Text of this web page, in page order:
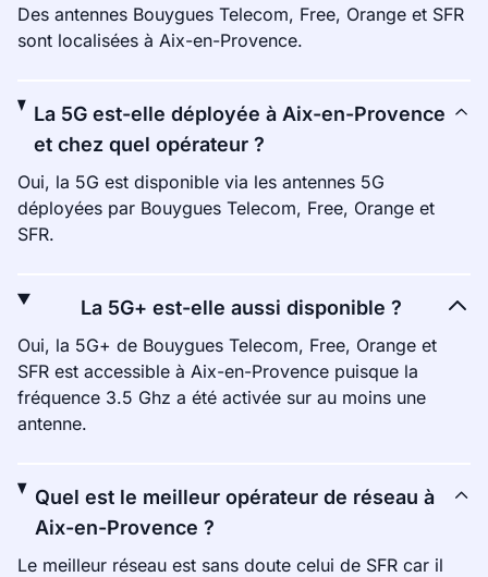
Des antennes Bouygues Telecom, Free, Orange et SFR
sont localisées à Aix-en-Provence.
La 5G est-elle déployée à Aix-en-Provence
et chez quel opérateur ?
Oui, la 5G est disponible via les antennes 5G
déployées par Bouygues Telecom, Free, Orange et
SFR.
La 5G+ est-elle aussi disponible ?
Oui, la 5G+ de Bouygues Telecom, Free, Orange et
SFR est accessible à Aix-en-Provence puisque la
fréquence 3.5 Ghz a été activée sur au moins une
antenne.
Quel est le meilleur opérateur de réseau à
Aix-en-Provence ?
Le meilleur réseau est sans doute celui de SFR car il